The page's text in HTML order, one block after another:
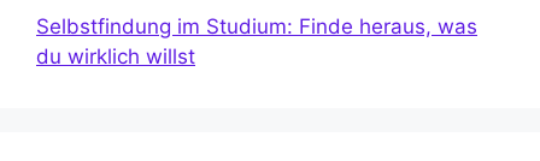
Selbstfindung im Studium: Finde heraus, was
du wirklich willst